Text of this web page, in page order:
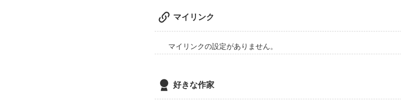
マイリンク
マイリンクの設定がありません。
好きな作家